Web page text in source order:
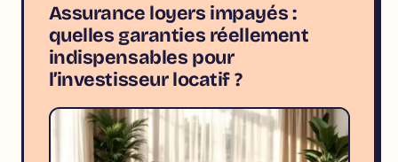
Assurance loyers impayés :
quelles garanties réellement
indispensables pour
l’investisseur locatif ?